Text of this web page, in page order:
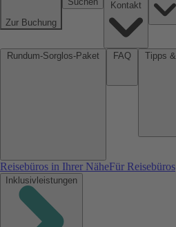
Zur Buchung
Reisebüros in Ihrer NäheFür Reisebüros
Inklusivleistungen